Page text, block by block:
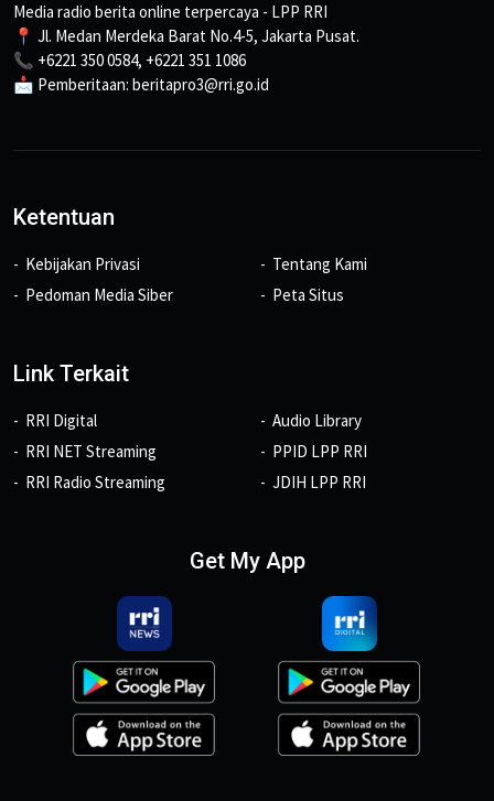
Media radio berita online terpercaya - LPP RRI
📍 Jl. Medan Merdeka Barat No.4-5, Jakarta Pusat.
📞 +6221 350 0584, +6221 351 1086
📩 Pemberitaan: beritapro3@rri.go.id
Ketentuan
Kebijakan Privasi
Pedoman Media Siber
Tentang Kami
Peta Situs
Link Terkait
RRI Digital
RRI NET Streaming
RRI Radio Streaming
Audio Library
PPID LPP RRI
JDIH LPP RRI
Get My App